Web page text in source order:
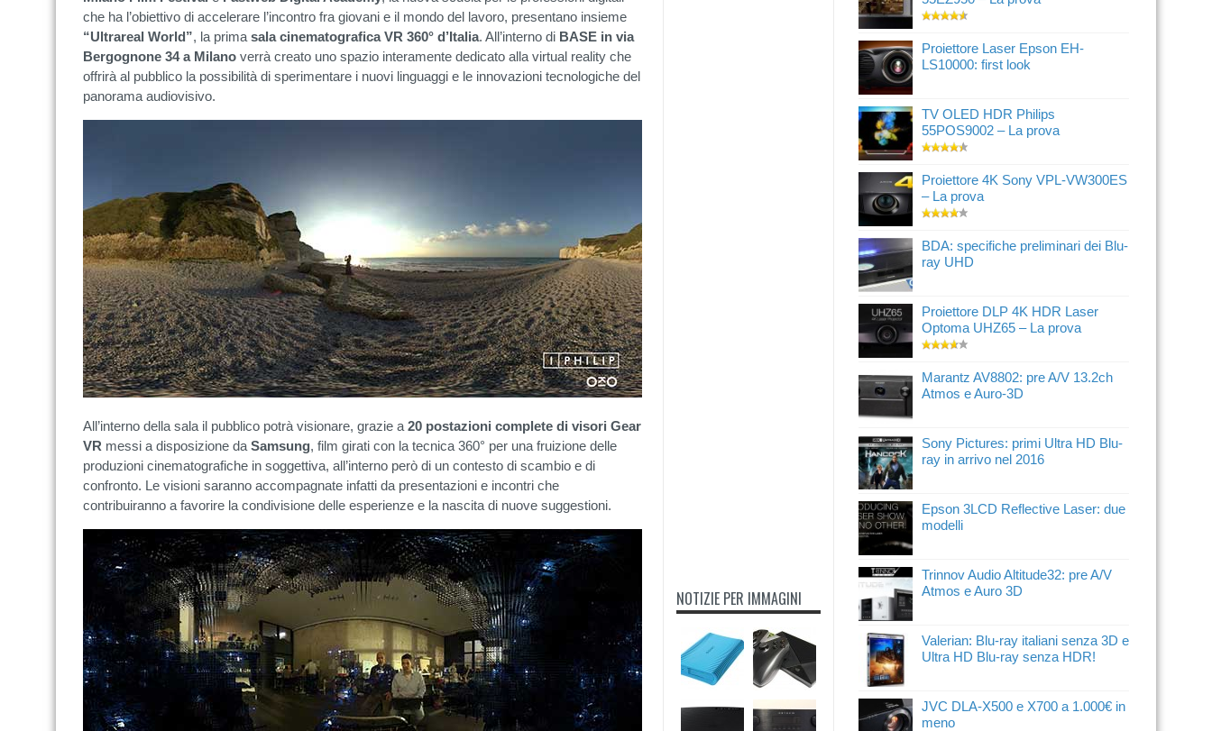
che ha l’obiettivo di accelerare l’incontro fra giovani e il mondo del lavoro, presentano insieme
“Ultrareal World”, la prima sala cinematografica VR 360° d’Italia. All’interno di BASE in via
Bergognone 34 a Milano verrà creato uno spazio interamente dedicato alla virtual reality che
offrirà al pubblico la possibilità di sperimentare i nuovi linguaggi e le innovazioni tecnologiche del
panorama audiovisivo.
All’interno della sala il pubblico potrà visionare, grazie a 20 postazioni complete di visori Gear
VR messi a disposizione da Samsung, film girati con la tecnica 360° per una fruizione delle
produzioni cinematografiche in soggettiva, all’interno però di un contesto di scambio e di
confronto. Le visioni saranno accompagnate infatti da presentazioni e incontri che
contribuiranno a favorire la condivisione delle esperienze e la nascita di nuove suggestioni.
NOTIZIE PER IMMAGINI
Proiettore Laser Epson EH-
LS10000: first look
TV OLED HDR Philips
55POS9002 – La prova
Proiettore 4K Sony VPL-VW300ES
– La prova
BDA: specifiche preliminari dei Blu-
ray UHD
Proiettore DLP 4K HDR Laser
Optoma UHZ65 – La prova
Marantz AV8802: pre A/V 13.2ch
Atmos e Auro-3D
Sony Pictures: primi Ultra HD Blu-
ray in arrivo nel 2016
Epson 3LCD Reflective Laser: due
modelli
Trinnov Audio Altitude32: pre A/V
Atmos e Auro 3D
Valerian: Blu-ray italiani senza 3D e
Ultra HD Blu-ray senza HDR!
JVC DLA-X500 e X700 a 1.000€ in
meno